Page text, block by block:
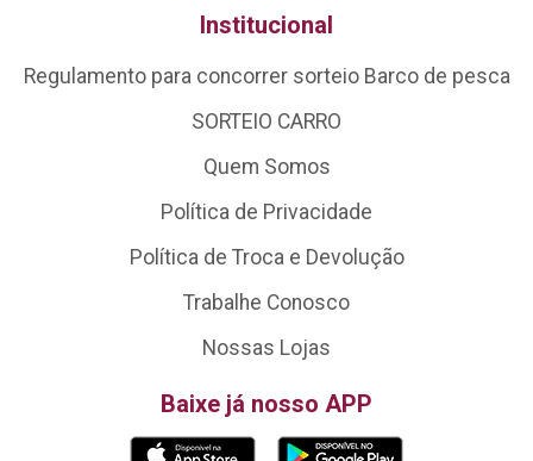
Institucional
Regulamento para concorrer sorteio Barco de pesca
SORTEIO CARRO
Quem Somos
Política de Privacidade
Política de Troca e Devolução
Trabalhe Conosco
Nossas Lojas
Baixe já nosso APP